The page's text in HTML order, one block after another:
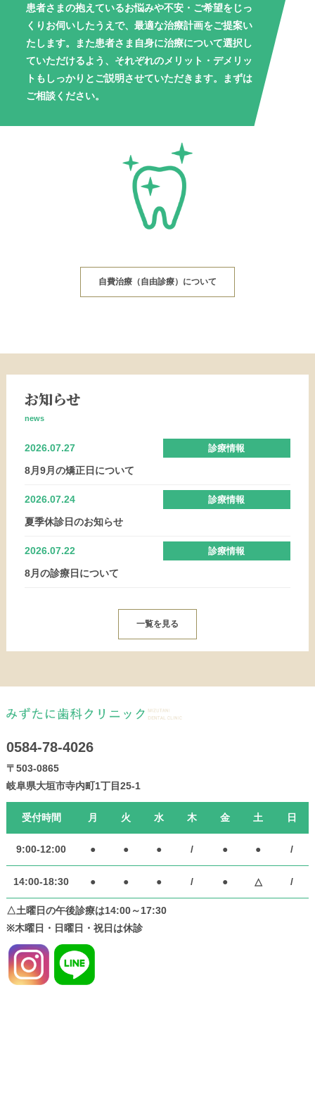
患者さまの抱えているお悩みや不安・ご希望をじっ
くりお伺いしたうえで、最適な治療計画をご提案い
たします。また患者さま自身に治療について選択し
ていただけるよう、それぞれのメリット・デメリッ
トもしっかりとご説明させていただきます。まずは
ご相談ください。
自費治療（自由診療）について
お知らせ
news
2026.07.27 診療情報
8月9月の矯正日について
2026.07.24 診療情報
夏季休診日のお知らせ
2026.07.22 診療情報
8月の診療日について
一覧を見る
0584-78-4026
〒503-0865
岐阜県大垣市寺内町1丁目25-1
受付時間 月 火 水 木 金 土 日
9:00-12:00 ● ● ● / ● ● /
14:00-18:30 ● ● ● / ● △ /
△土曜日の午後診療は14:00～17:30
※木曜日・日曜日・祝日は休診